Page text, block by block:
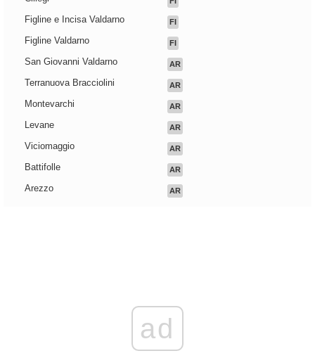
Figline e Incisa Valdarno FI
Figline Valdarno FI
San Giovanni Valdarno AR
Terranuova Bracciolini AR
Montevarchi AR
Levane AR
Viciomaggio AR
Battifolle AR
Arezzo AR
ad